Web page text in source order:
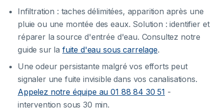
Infiltration : taches délimitées, apparition après une
pluie ou une montée des eaux. Solution : identifier et
réparer la source d'entrée d'eau. Consultez notre
guide sur la fuite d'eau sous carrelage.
Une odeur persistante malgré vos efforts peut
signaler une fuite invisible dans vos canalisations.
Appelez notre équipe au 01 88 84 30 51 -
intervention sous 30 min.